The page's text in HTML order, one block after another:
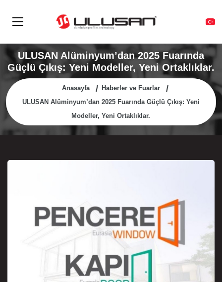
ULUSAN Alüminyum’dan 2025 Fuarında
Güçlü Çıkış: Yeni Modeller, Yeni Ortaklıklar.
Anasayfa
Haberler ve Fuarlar
ULUSAN Alüminyum’dan 2025 Fuarında Güçlü Çıkış: Yeni
Modeller, Yeni Ortaklıklar.